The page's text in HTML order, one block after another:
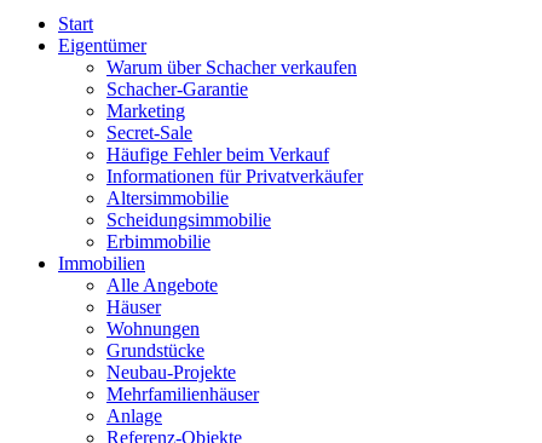
Start
Eigentümer
Warum über Schacher verkaufen
Schacher-Garantie
Marketing
Secret-Sale
Häufige Fehler beim Verkauf
Informationen für Privatverkäufer
Altersimmobilie
Scheidungsimmobilie
Erbimmobilie
Immobilien
Alle Angebote
Häuser
Wohnungen
Grundstücke
Neubau-Projekte
Mehrfamilienhäuser
Anlage
Referenz-Objekte